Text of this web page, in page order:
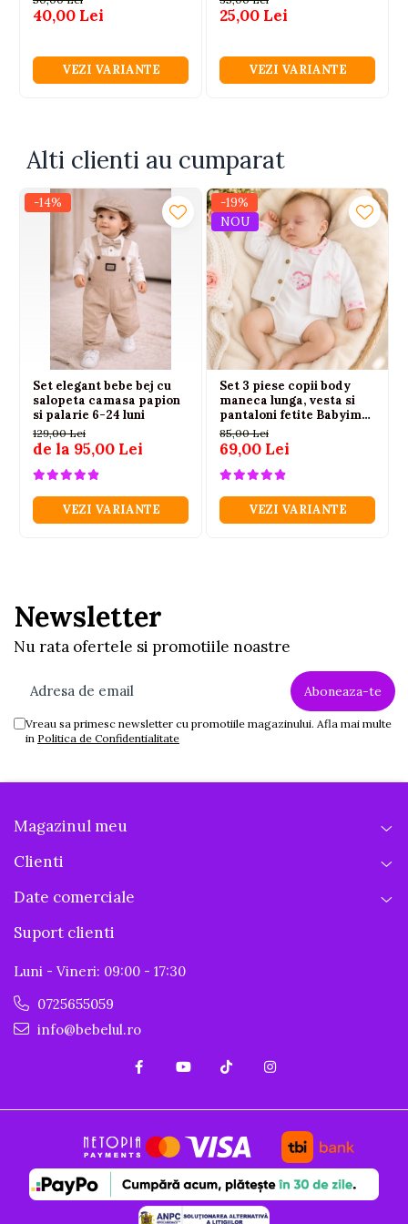
40,00 Lei
VEZI VARIANTE
25,00 Lei
VEZI VARIANTE
Alti clienti au cumparat
-14%
Set elegant bebe bej cu
salopeta camasa papion
si palarie 6-24 luni
129,00 Lei
de la 95,00 Lei
VEZI VARIANTE
-19%
NOU
Set 3 piese copii body
maneca lunga, vesta si
pantaloni fetite Babyim
100% bumbac roz
85,00 Lei
69,00 Lei
VEZI VARIANTE
Newsletter
Nu rata ofertele si promotiile noastre
Vreau sa primesc newsletter cu promotiile magazinului. Afla mai multe
in Politica de Confidentialitate
Magazinul meu
Clienti
Date comerciale
Suport clienti
Luni - Vineri: 09:00 - 17:30
0725655059
info@bebelul.ro